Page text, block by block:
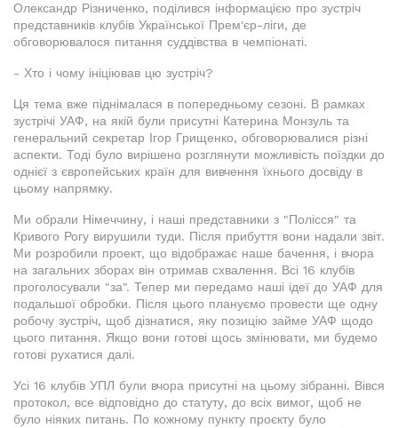
Олександр Різниченко, поділився інформацією про зустріч
представників клубів Української Прем'єр-ліги, де
обговорювалося питання суддівства в чемпіонаті.
- Хто і чому ініціював цю зустріч?
Ця тема вже піднімалася в попередньому сезоні. В рамках
зустрічі УАФ, на якій були присутні Катерина Монзуль та
генеральний секретар Ігор Грищенко, обговорювалися різні
аспекти. Тоді було вирішено розглянути можливість поїздки до
однієї з європейських країн для вивчення їхнього досвіду в
цьому напрямку.
Ми обрали Німеччину, і наші представники з "Полісся" та
Кривого Рогу вирушили туди. Після прибуття вони надали звіт.
Ми розробили проект, що відображає наше бачення, і вчора
на загальних зборах він отримав схвалення. Всі 16 клубів
проголосували "за". Тепер ми передамо наші ідеї до УАФ для
подальшої обробки. Після цього плануємо провести ще одну
робочу зустріч, щоб дізнатися, яку позицію займе УАФ щодо
цього питання. Якщо вони готові щось змінювати, ми будемо
готові рухатися далі.
Усі 16 клубів УПЛ були вчора присутні на цьому зібранні. Вівся
протокол, все відповідно до статуту, до всіх вимог, щоб не
було ніяких питань. По кожному пункту проєкту було